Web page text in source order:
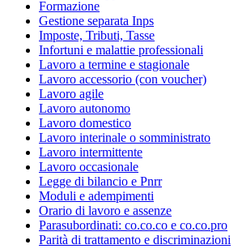
Formazione
Gestione separata Inps
Imposte, Tributi, Tasse
Infortuni e malattie professionali
Lavoro a termine e stagionale
Lavoro accessorio (con voucher)
Lavoro agile
Lavoro autonomo
Lavoro domestico
Lavoro interinale o somministrato
Lavoro intermittente
Lavoro occasionale
Legge di bilancio e Pnrr
Moduli e adempimenti
Orario di lavoro e assenze
Parasubordinati: co.co.co e co.co.pro
Parità di trattamento e discriminazioni